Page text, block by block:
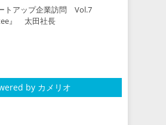
トアップ企業訪問 Vol.7
』 太田社長
by カメリオ